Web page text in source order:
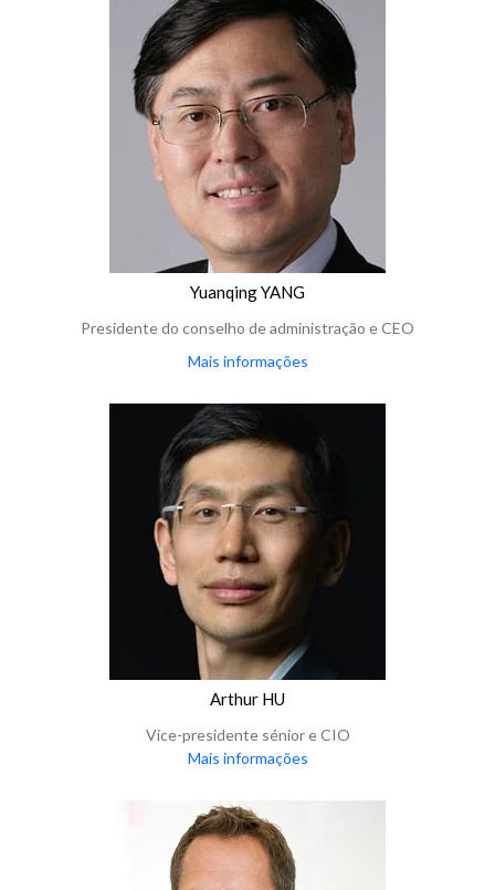
Yuanqing YANG
Presidente do conselho de administração e CEO
Mais informações
Arthur HU
Vice-presidente sénior e CIO
Mais informações